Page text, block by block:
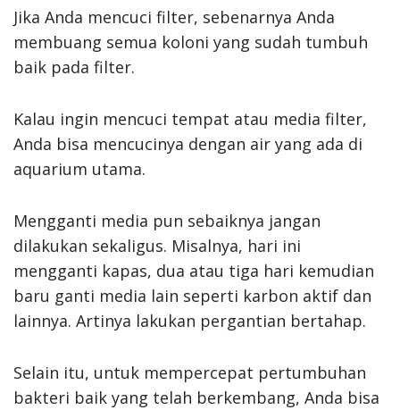
Jika Anda mencuci filter, sebenarnya Anda
membuang semua koloni yang sudah tumbuh
baik pada filter.
Kalau ingin mencuci tempat atau media filter,
Anda bisa mencucinya dengan air yang ada di
aquarium utama.
Mengganti media pun sebaiknya jangan
dilakukan sekaligus. Misalnya, hari ini
mengganti kapas, dua atau tiga hari kemudian
baru ganti media lain seperti karbon aktif dan
lainnya. Artinya lakukan pergantian bertahap.
Selain itu, untuk mempercepat pertumbuhan
bakteri baik yang telah berkembang, Anda bisa